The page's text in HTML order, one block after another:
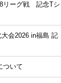
ーグ戦 記念Tシ
会2026 in福島 記
ついて